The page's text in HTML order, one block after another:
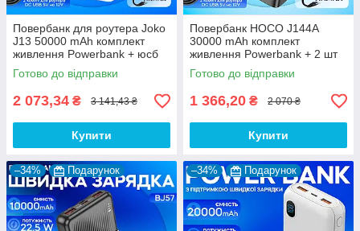
Повербанк для роутера Joko
J13 50000 mAh комплект
живлення Powerbank + юсб
шнур для вай фай роутера
9V/12V
Готово до відправки
2 073,34 ₴ 3 141,43 ₴
Купити
Повербанк HOCO J144A
30000 mAh комплект
живлення Powerbank + 2 шт
юсб шнури для вай фай
роутера 9V/12V
Готово до відправки
1 366,20 ₴ 2 070 ₴
Купити
–34% Подарунок –34% Подарунок